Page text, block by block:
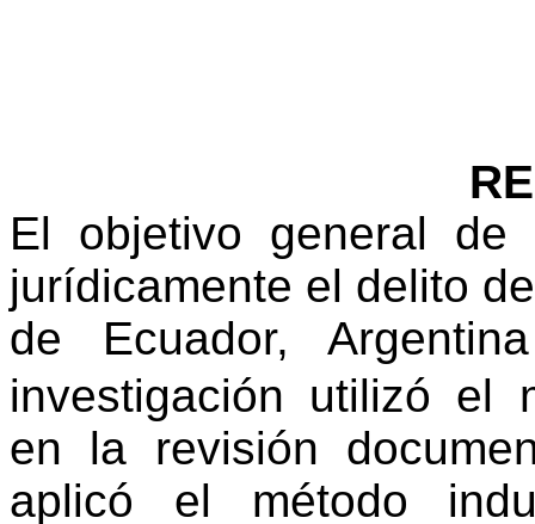
El objetivo general de
jurídicamente el delito
de Ecuador,
investigación utilizó el
en la revisión
aplicó el método